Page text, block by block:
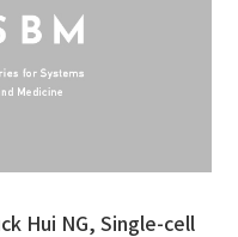
Hui NG, Single-cell